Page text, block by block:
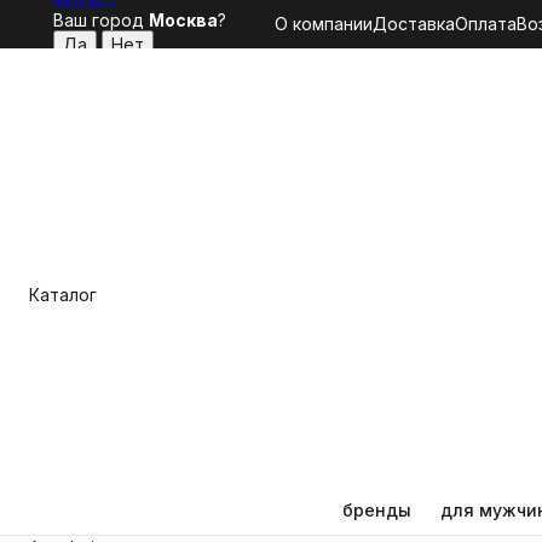
Ваш город Москва? О компанииДоставкаОплата
Каталог
бренды для